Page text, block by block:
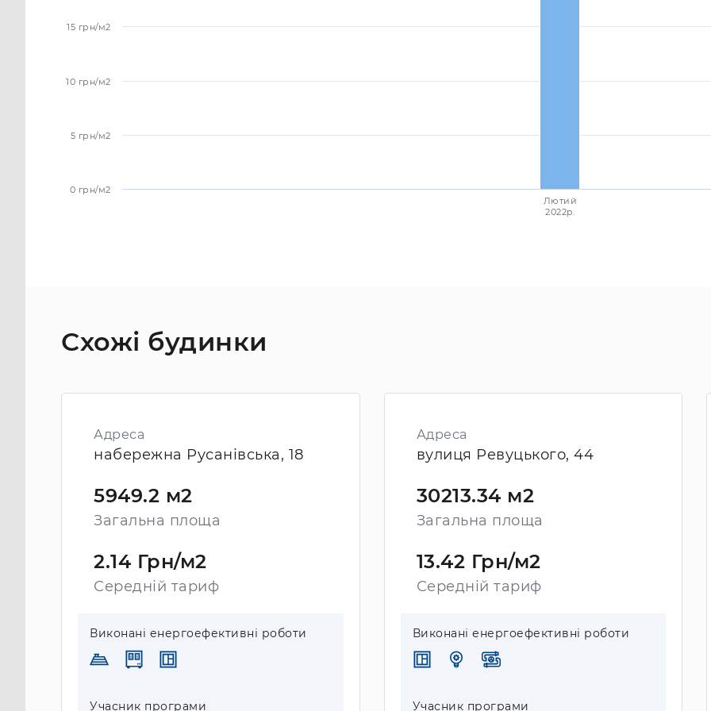
Лютий
2022p.
0 грн/м2
5 грн/м2
10 грн/м2
15 грн/м2
Схожі будинки
Адреса
набережна Русанівська, 18
5949.2 м2
Загальна площа
2.14 Грн/м2
Середній тариф
Виконані енергоефективні роботи
Учасник програми
Адреса
вулиця Ревуцького, 44
30213.34 м2
Загальна площа
13.42 Грн/м2
Середній тариф
Виконані енергоефективні роботи
Учасник програми